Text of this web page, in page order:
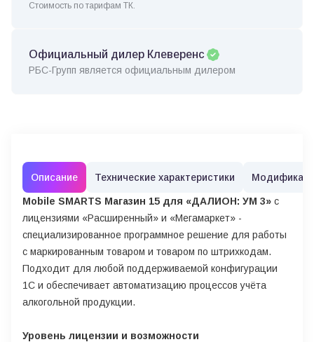
Стоимость по тарифам ТК.
Официальный дилер Клеверенс
РБС-Групп является официальным дилером
Описание Технические характеристики
Mobile SMARTS Магазин 15 для «ДАЛИОН: УМ 3» с
лицензиями «Расширенный» и «Мегамаркет» -
специализированное программное решение для работы
с маркированным товаром и товаром по штрихкодам.
Подходит для любой поддерживаемой конфигурации
1С и обеспечивает автоматизацию процессов учёта
алкогольной продукции.
Уровень лицензии и возможности